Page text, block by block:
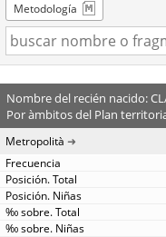
Metodología
Nombre del recién nacido:
Por àmbitos del Plan
Metropolità